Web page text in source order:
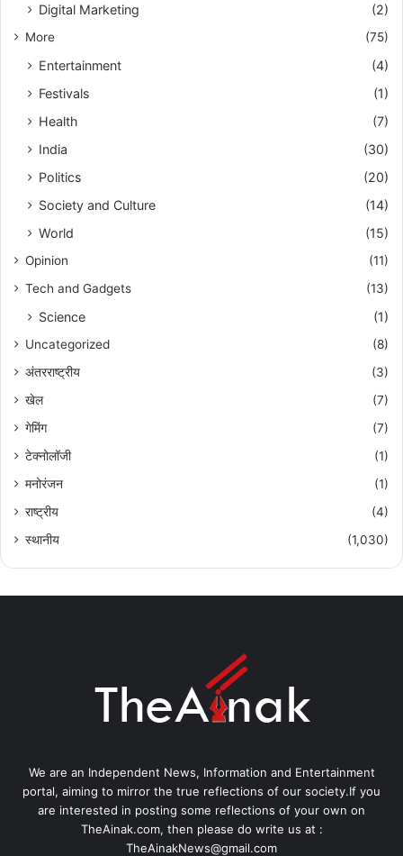
Digital Marketing (2)
More (75)
Entertainment
(4)
Festivals
(1)
Health
(7)
India
(30)
Politics
(20)
Society and Culture
(14)
World
(15)
Opinion
(11)
Tech and Gadgets
(13)
Science (1)
Uncategorized
(8)
अंतरराष्ट्रीय
(3)
खेल
(7)
गेमिंग
(7)
टेक्नोलॉजी
(1)
मनोरंजन
(1)
राष्ट्रीय
(4)
स्थानीय
(1,030)
We are an Independent News, Information and Entertainment
portal, aiming to mirror the true reflections of our society.If you
are interested in posting some reflections of your own on
TheAinak.com, then please do write us at :
TheAinakNews@gmail.com